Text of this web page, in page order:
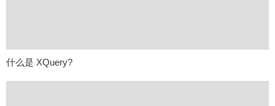
什么是 XQuery?